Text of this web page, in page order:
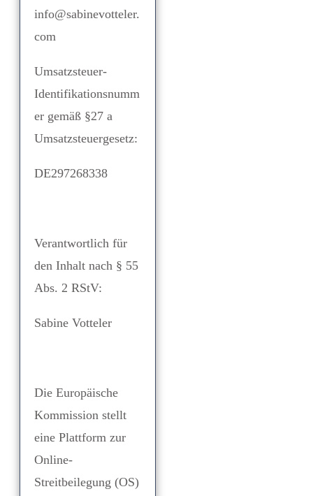
info@sabinevotteler.
com
Umsatzsteuer-
Identifikationsnumm
er gemäß §27 a
Umsatzsteuergesetz:
DE297268338
Verantwortlich für
den Inhalt nach § 55
Abs. 2 RStV:
Sabine Votteler
Die Europäische
Kommission stellt
eine Plattform zur
Online-
Streitbeilegung (OS)